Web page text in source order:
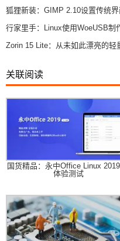
狐狸新装：GIMP 2.10设置传统
行家里手：Linux使用WoeUSB制
Zorin 15 Lite：从未如此漂亮的轻
关联阅读
国货精品：永中Office Linux
体验测试